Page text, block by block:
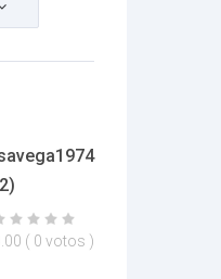
( 0 votos )